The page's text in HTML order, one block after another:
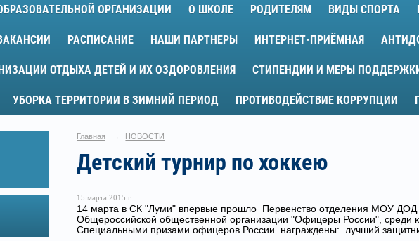
ОРГАНИЗАЦИИ О ШКОЛЕ РОДИТЕЛЯМ ВИДЫ СПОРТА
РАСПИСАНИЕ НАШИ ПАРТНЕРЫ ИНТЕРНЕТ-ПРИЁМНАЯ
ОТДЫХА ДЕТЕЙ И ИХ ОЗДОРОВЛЕНИЯ СТИПЕНДИИ И МЕРЫ
УБОРКА ТЕРРИТОРИИ В ЗИМНИЙ ПЕРИОД ПРОТИВОДЕЙСТВИЕ КОРРУПЦИИ
Главная → НОВОСТИ
Детский турнир по хоккею
15 марта 2015 г.
14 марта в СК "Луми" впервые прошло Первенство отделения МОУ
Общероссийской общественной организации "Офицеры России", среди
Специальными призами офицеров России награждены: лучший